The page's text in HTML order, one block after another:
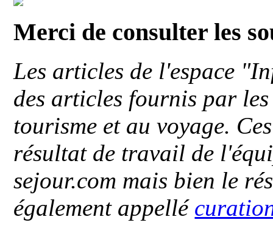
Merci de consulter les
Les articles de l'espace
des articles fournis par
tourisme et au voyage.
résultat de travail de
sejour.com mais bien le
également appellé